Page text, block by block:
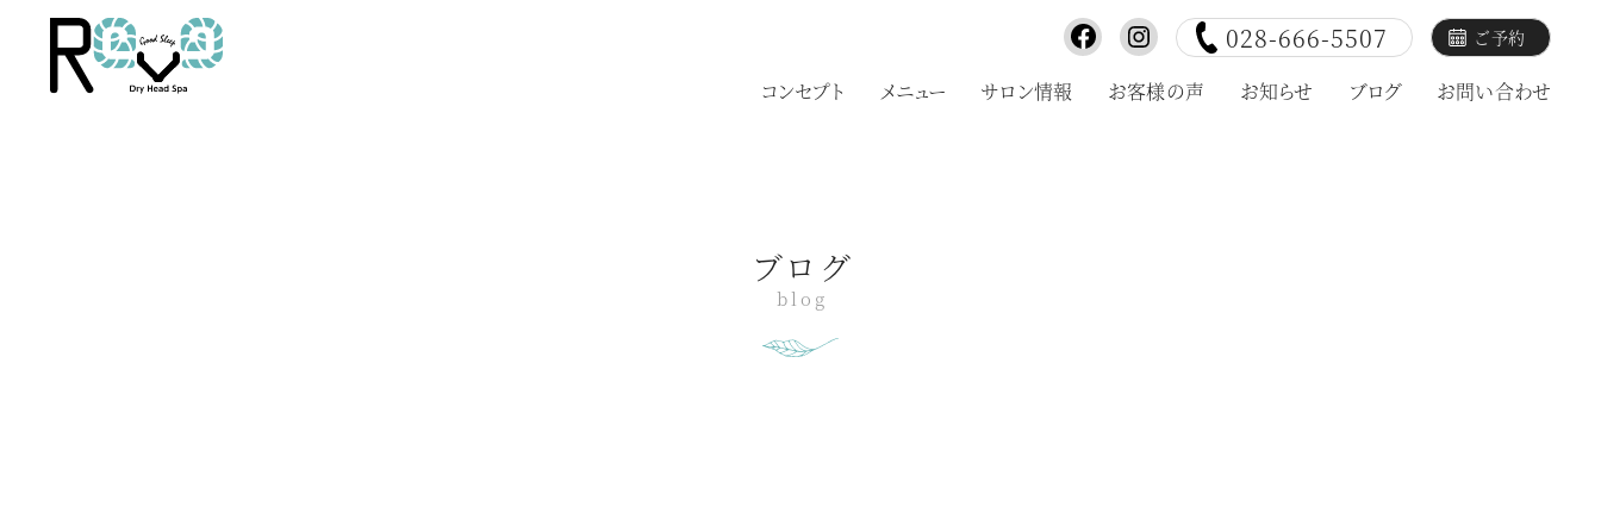
028-666-5507 ご予約
コンセプト メニュー サロン情報 お客様の声 お知らせ ブログ お問い合わせ
ブログ
blog